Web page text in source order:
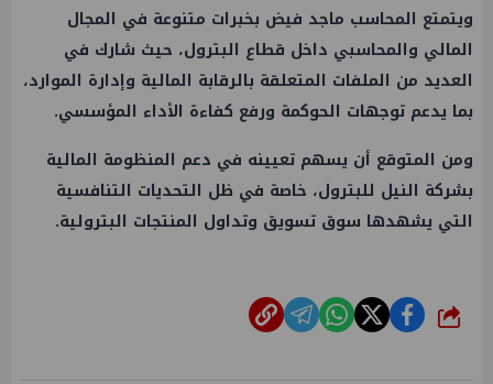
ويتمتع المحاسب ماجد فيض بخبرات متنوعة في المجال
المالي والمحاسبي داخل قطاع البترول، حيث شارك في
العديد من الملفات المتعلقة بالرقابة المالية وإدارة الموارد،
بما يدعم توجهات الحوكمة ورفع كفاءة الأداء المؤسسي.
ومن المتوقع أن يسهم تعيينه في دعم المنظومة المالية
بشركة النيل للبترول، خاصة في ظل التحديات التنافسية
التي يشهدها سوق تسويق وتداول المنتجات البترولية.
شارك